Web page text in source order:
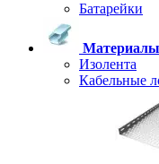
Батарейки
Изолента
Кабельные